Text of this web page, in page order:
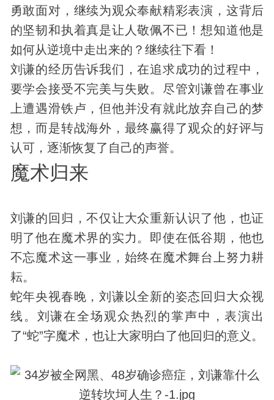
勇敢面对，继续为观众奉献精彩表演，这背后
的坚韧和执着真是让人敬佩不已！想知道他是
如何从逆境中走出来的？继续往下看！
刘谦的经历告诉我们，在追求成功的过程中，
要学会接受不完美与失败。尽管刘谦曾在事业
上遭遇滑铁卢，但他并没有就此放弃自己的梦
想，而是转战海外，最终赢得了观众的好评与
认可，逐渐恢复了自己的声誉。
魔术归来
刘谦的回归，不仅让大众重新认识了他，也证
明了他在魔术界的实力。即使在低谷期，他也
不忘魔术这一事业，始终在魔术舞台上努力耕
耘。
蛇年央视春晚，刘谦以全新的姿态回归大众视
线。刘谦在全场观众热烈的掌声中，表演出
了“蛇”字魔术，也让大家明白了他回归的意义。